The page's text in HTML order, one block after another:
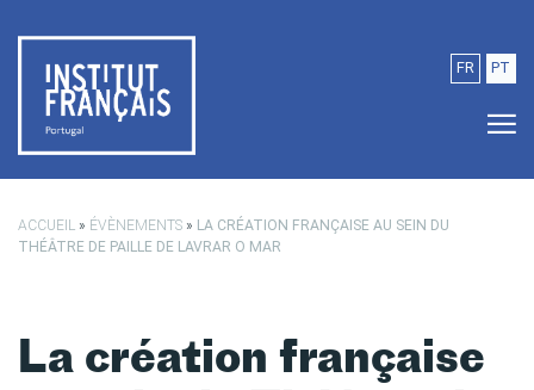
FR PT
ACCUEIL » ÉVÈNEMENTS » LA CRÉATION FRANÇAISE AU SEIN DU
THÉÂTRE DE PAILLE DE LAVRAR O MAR
La création française